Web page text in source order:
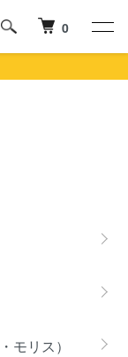
0
モリス）